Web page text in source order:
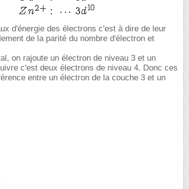
d'énergie des électrons c'est à dire de leur
de la parité du nombre d'électron et
on rajoute un électron de niveau 3 et un
c'est deux électrons de niveau 4. Donc ces
entre un électron de la couche 3 et un